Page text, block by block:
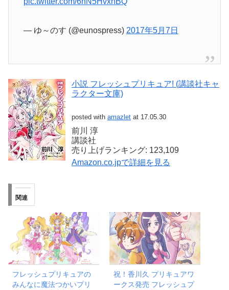
— ゆ～のす (@eunospress) 2017年5月7日
小説 フレッシュプリキュア! (講談社キャ
ラクター文庫)
posted with amazlet at 17.05.30
前川 淳
講談社
売り上げランキング: 123,109
Amazon.co.jpで詳細を見る
関連
フレッシュプリキュアの
みんなに魔法つかいプリ
祝！香川久 プリキュアワ
ークス発売 フレッシュプ